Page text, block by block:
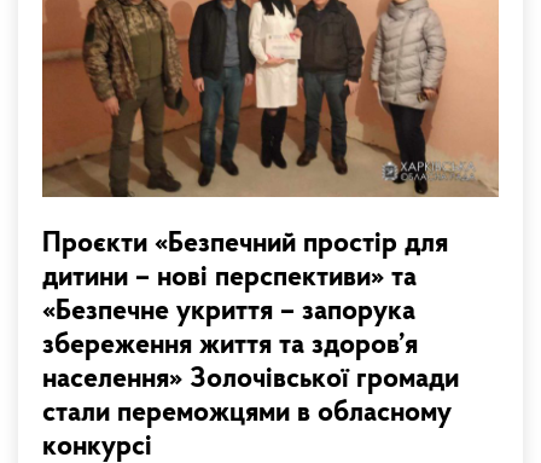
Проєкти «Безпечний простір для
дитини – нові перспективи» та
«Безпечне укриття – запорука
збереження життя та здоров’я
населення» Золочівської громади
стали переможцями в обласному
конкурсі